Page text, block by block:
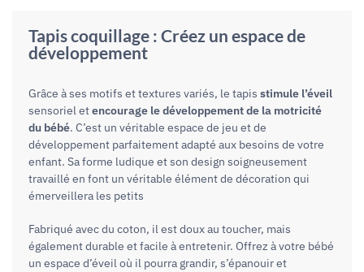
Tapis coquillage : Créez un espace de
développement
Grâce à ses motifs et textures variés, le tapis stimule l’éveil
sensoriel etencourage le développement de la motricité
du bébé. C’est un véritable espace de jeu et de
développement parfaitement adapté aux besoins de votre
enfant. Sa forme ludique et son design soigneusement
travaillé en font un véritable élément de décoration qui
émerveillera les petits
Fabriqué avec du coton, il est doux au toucher, mais
également durable et facile à entretenir. Offrez à votre bébé
un espace d’éveil où il pourra grandir, s’épanouir et